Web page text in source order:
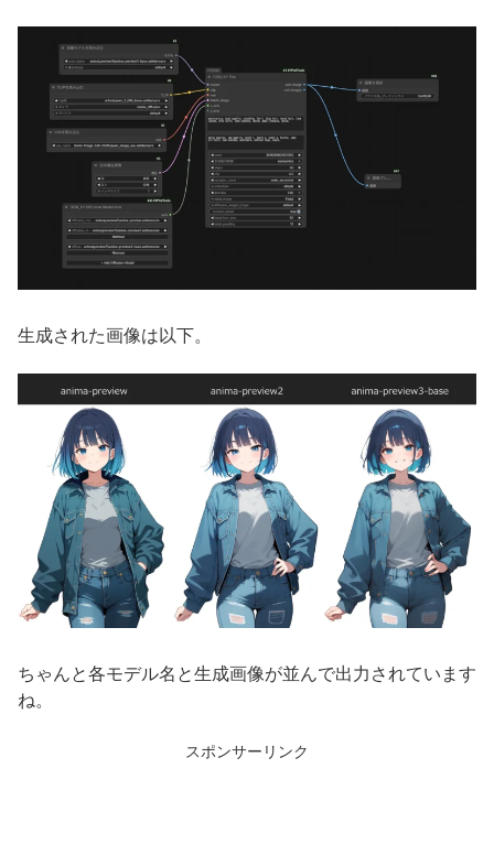
生成された画像は以下。
ちゃんと各モデル名と生成画像が並んで出力されています
ね。
スポンサーリンク